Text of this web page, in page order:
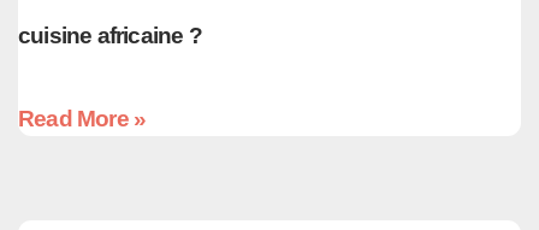
cuisine africaine ?
Read More »